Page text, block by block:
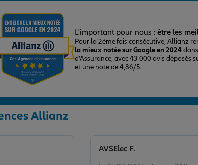
L'important pour nous : être les
Pour la 2ème fois consécutive, Allianz
la mieux notée sur Google en 2024
d’Assurance, avec 43 000 avis déposés
et une note de 4,86/5.
Allianz
AVSElec F.